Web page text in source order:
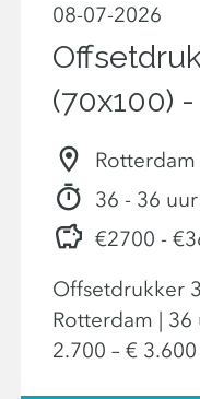
08-07-2026
(70x100)
Rotterdam
36 - 36 uur
€2700 -
Offsetdrukker
Rotterdam |
2.700 – €